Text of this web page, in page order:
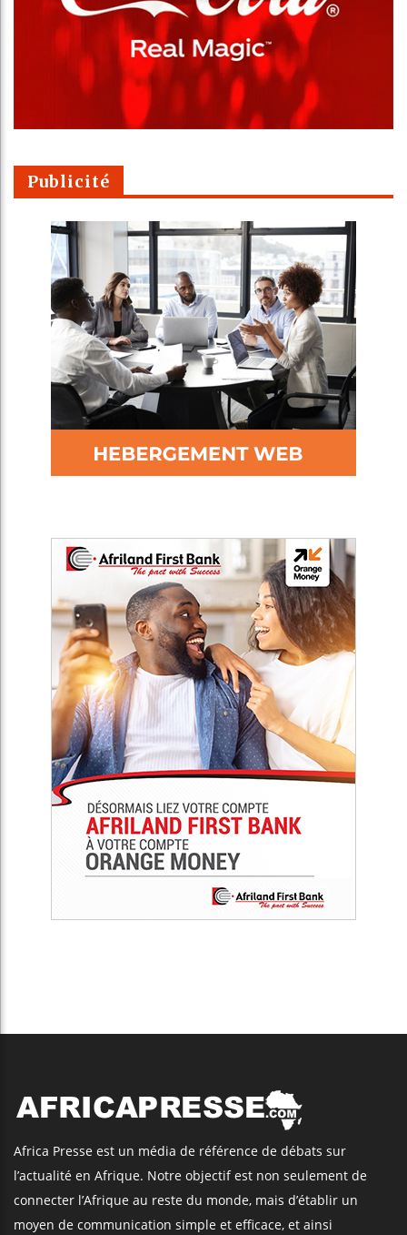
Publicité
Africa Presse est un média de référence de débats sur
l’actualité en Afrique. Notre objectif est non seulement de
connecter l’Afrique au reste du monde, mais d’établir un
moyen de communication simple et efficace, et ainsi